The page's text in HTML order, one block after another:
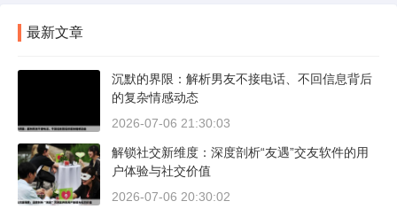
最新文章
沉默的界限：解析男友不接电话、不回信息背后
的复杂情感动态
2026-07-06 21:30:03
解锁社交新维度：深度剖析“友遇”交友软件的用
户体验与社交价值
2026-07-06 20:30:02